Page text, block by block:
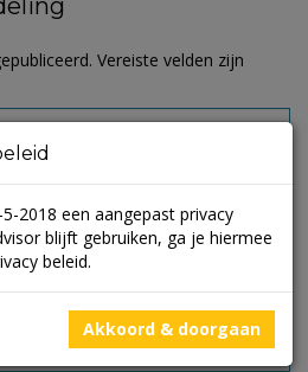
Vereiste velden zijn
2018 een aangepast privacy
blijft gebruiken, ga je hiermee
beleid.
Akkoord & doorgaan